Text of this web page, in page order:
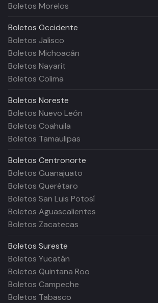
Boletos Morelos
Boletos Occidente
Boletos Jalisco
Boletos Michoacán
Boletos Nayarit
Boletos Colima
Boletos Noreste
Boletos Nuevo León
Boletos Coahuila
Boletos Tamaulipas
Boletos Centronorte
Boletos Guanajuato
Boletos Querétaro
Boletos San Luis Potosí
Boletos Aguascalientes
Boletos Zacatecas
Boletos Sureste
Boletos Yucatán
Boletos Quintana Roo
Boletos Campeche
Boletos Tabasco